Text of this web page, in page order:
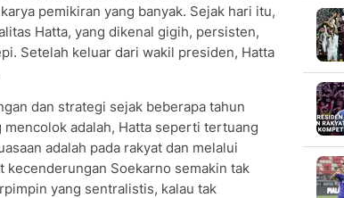
pemikiran yang banyak. Sejak hari itu,
Hatta, yang dikenal gigih, persisten,
Setelah keluar dari wakil presiden, Hatta
dan strategi sejak beberapa tahun
adalah, Hatta seperti tertuang
adalah pada rakyat dan melalui
kecenderungan Soekarno semakin tak
yang sentralistis, kalau tak